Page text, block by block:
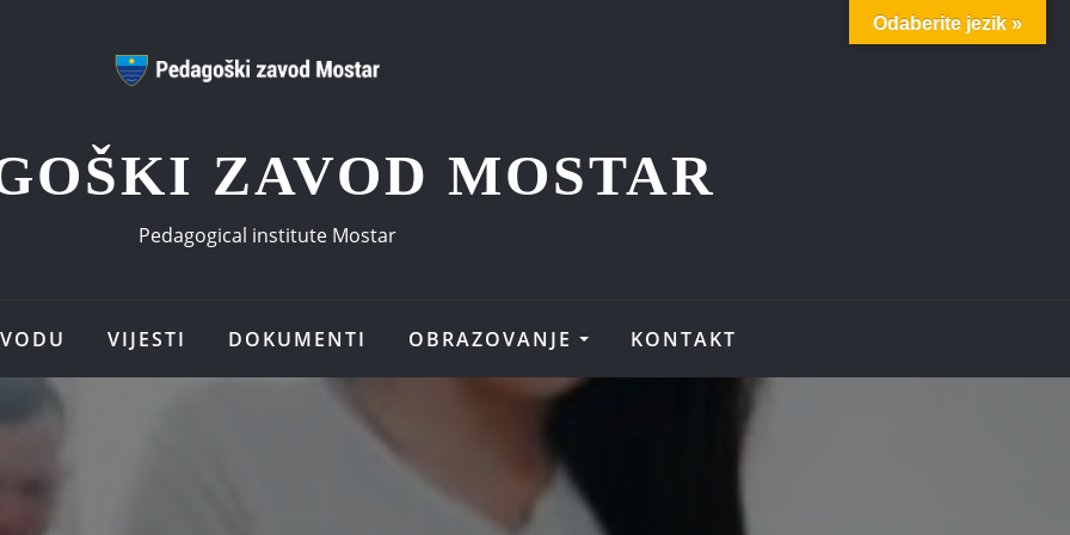
ZAVOD MOSTAR
Pedagogical institute Mostar
VIJESTI DOKUMENTI OBRAZOVANJE KONTAKT
Odaberite jezik »